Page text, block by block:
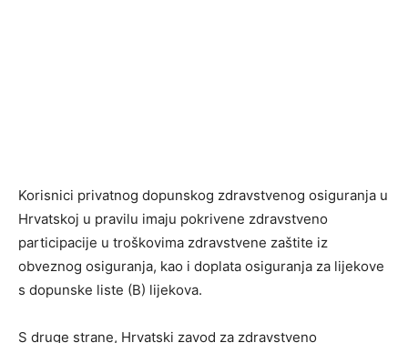
Korisnici privatnog dopunskog zdravstvenog osiguranja u
Hrvatskoj u pravilu imaju pokrivene zdravstveno
participacije u troškovima zdravstvene zaštite iz
obveznog osiguranja, kao i doplata osiguranja za lijekove
s dopunske liste (B) lijekova.
S druge strane, Hrvatski zavod za zdravstveno